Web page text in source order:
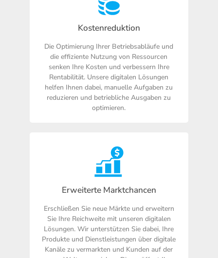
Kostenreduktion
Die Optimierung Ihrer Betriebsabläufe und
die effiziente Nutzung von Ressourcen
senken Ihre Kosten und verbessern Ihre
Rentabilität. Unsere digitalen Lösungen
helfen Ihnen dabei, manuelle Aufgaben zu
reduzieren und betriebliche Ausgaben zu
optimieren.
Erweiterte Marktchancen
Erschließen Sie neue Märkte und erweitern
Sie Ihre Reichweite mit unseren digitalen
Lösungen. Wir unterstützen Sie dabei, Ihre
Produkte und Dienstleistungen über digitale
Kanäle zu vermarkten und Kunden auf der